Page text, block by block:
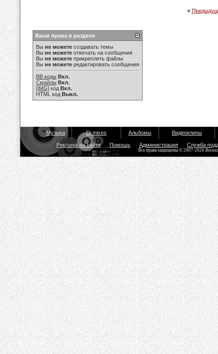
«
Ваши права в разделе
Вы не можете создавать темы
Вы не можете отвечать на сообщения
Вы не можете прикреплять файлы
Вы не можете редактировать сообщения
BB коды Вкл.
Смайлы Вкл.
[IMG] код Вкл.
HTML код Выкл.
Музыка Dj mixes Альбомы Видеоклипы
Реклама на сайте Помощь Администрация Служба
Все права защищены © 2007-2026